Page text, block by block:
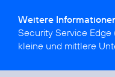
Weitere
Security Service Edge
kleine und mittlere